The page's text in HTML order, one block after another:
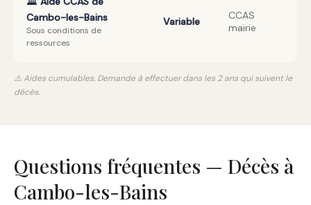
Cambo-les-Bains
Sous conditions de
ressources
Variable
CCAS
mairie
⚠️ Aides cumulables. Demande à effectuer dans les 2 ans qui suivent le
décès.
Questions fréquentes — Décès à
Cambo-les-Bains